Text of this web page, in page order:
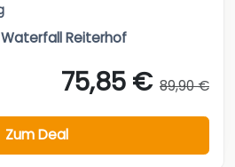
Waterfall Reiterhof
75,85 € 89,90 €
Zum Deal